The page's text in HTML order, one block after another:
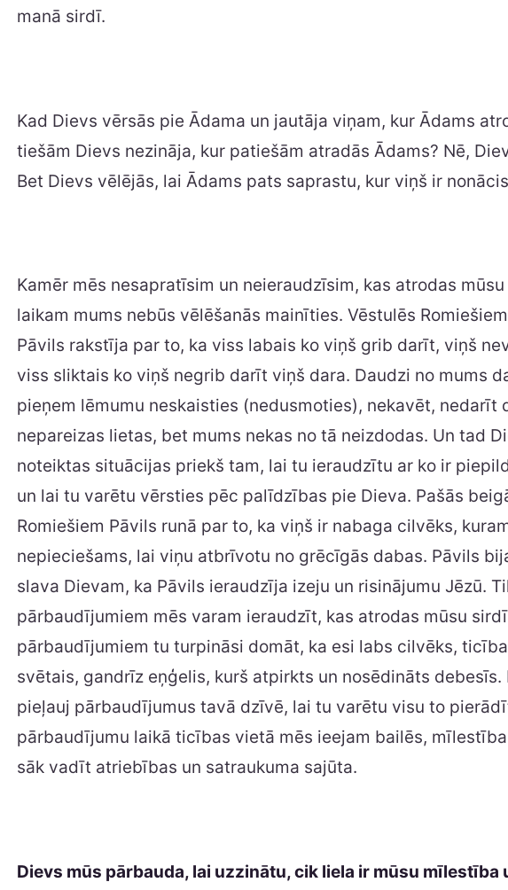
manā sirdī.
Kad Dievs vērsās pie Ādama un jautāja viņam, kur Ādams
tiešām Dievs nezināja, kur patiešām atradās Ādams? Nē,
Bet Dievs vēlējās, lai Ādams pats saprastu, kur viņš ir
Kamēr mēs nesapratīsim un neieraudzīsim, kas atrodas
laikam mums nebūs vēlēšanās mainīties. Vēstulēs
Pāvils rakstīja par to, ka viss labais ko viņš grib darīt, viņš
viss sliktais ko viņš negrib darīt viņš dara. Daudzi no mums
pieņem lēmumu neskaisties (nedusmoties), nekavēt, nedarīt
nepareizas lietas, bet mums nekas no tā neizdodas. Un tad
noteiktas situācijas priekš tam, lai tu ieraudzītu ar ko ir
un lai tu varētu vērsties pēc palīdzības pie Dieva. Pašās
Romiešiem Pāvils runā par to, ka viņš ir nabaga cilvēks,
nepieciešams, lai viņu atbrīvotu no grēcīgās dabas. Pāvils
slava Dievam, ka Pāvils ieraudzīja izeju un risinājumu Jēzū.
pārbaudījumiem mēs varam ieraudzīt, kas atrodas mūsu
pārbaudījumiem tu turpināsi domāt, ka esi labs cilvēks,
svētais, gandrīz eņģelis, kurš atpirkts un nosēdināts debesīs.
pieļauj pārbaudījumus tavā dzīvē, lai tu varētu visu to
pārbaudījumu laikā ticības vietā mēs ieejam bailēs,
sāk vadīt atriebības un satraukuma sajūta.
Dievs mūs pārbauda, lai uzzinātu, cik liela ir mūsu mīlestība